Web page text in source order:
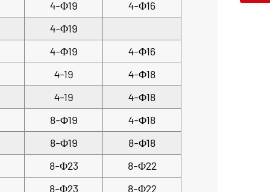
4-Φ19
4-Φ16
4-Φ19
4-Φ19
4-Φ16
4-19
4-Φ18
4-19
4-Φ18
8-Φ19
4-Φ18
8-Φ19
8-Φ18
8-Φ23
8-Φ22
8-Φ23
8-Φ22